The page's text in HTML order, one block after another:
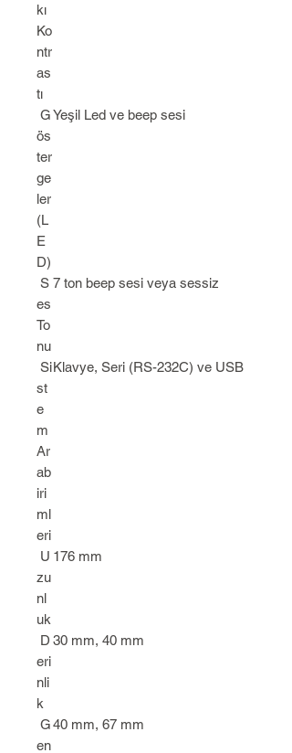
kı
Ko
ntr
as
tı
G
ös
ter
ge
ler
(L
E
D)
Yeşil Led ve beep sesi
S
es
To
nu
7 ton beep sesi veya sessiz
Si
st
e
m
Ar
ab
iri
ml
eri
Klavye, Seri (RS-232C) ve USB
U
zu
nl
uk
176 mm
D
eri
nli
k
30 mm, 40 mm
G
en
40 mm, 67 mm